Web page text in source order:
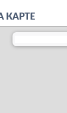
КАРТЕ